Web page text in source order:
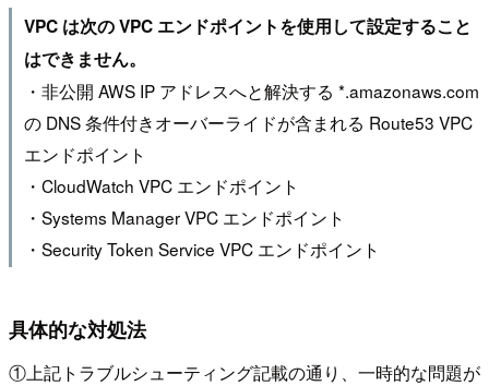
VPC は次の VPC エンドポイントを使用して設定すること
はできません。
・非公開 AWS IP アドレスへと解決する *.amazonaws.com
の DNS 条件付きオーバーライドが含まれる Route53 VPC
エンドポイント
・CloudWatch VPC エンドポイント
・Systems Manager VPC エンドポイント
・Security Token Service VPC エンドポイント
具体的な対処法
①上記トラブルシューティング記載の通り、一時的な問題が